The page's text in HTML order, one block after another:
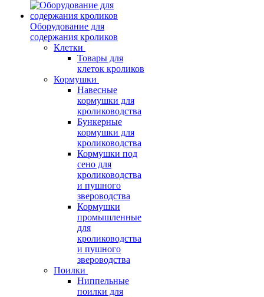
Оборудование для
содержания кроликов
Клетки
Товары для
клеток кроликов
Кормушки
Навесные
кормушки для
кролиководства
Бункерные
кормушки для
кролиководства
Кормушки под
сено для
кролиководства
и пушного
звероводства
Кормушки
промышленные
для
кролиководства
и пушного
звероводства
Поилки
Ниппельные
поилки для